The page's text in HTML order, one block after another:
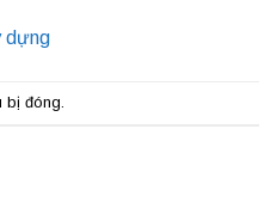
bị đóng.